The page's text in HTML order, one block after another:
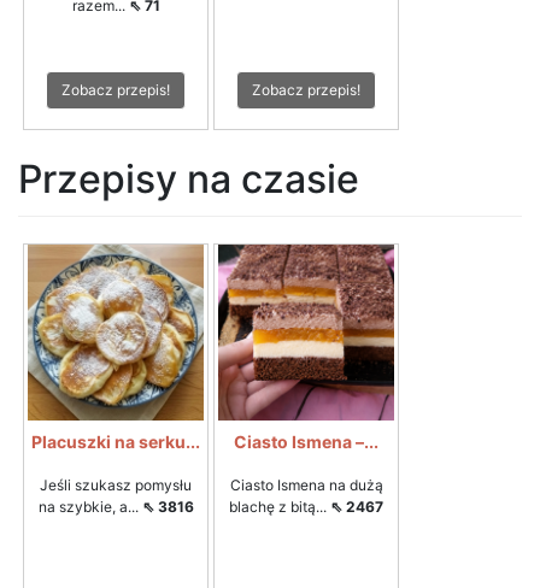
razem... ⇖ 71
Zobacz przepis! Zobacz przepis!
Przepisy na czasie
Placuszki na serku...
Jeśli szukasz pomysłu
na szybkie, a... ⇖ 3816
Ciasto Ismena –...
Ciasto Ismena na dużą
blachę z bitą... ⇖ 2467